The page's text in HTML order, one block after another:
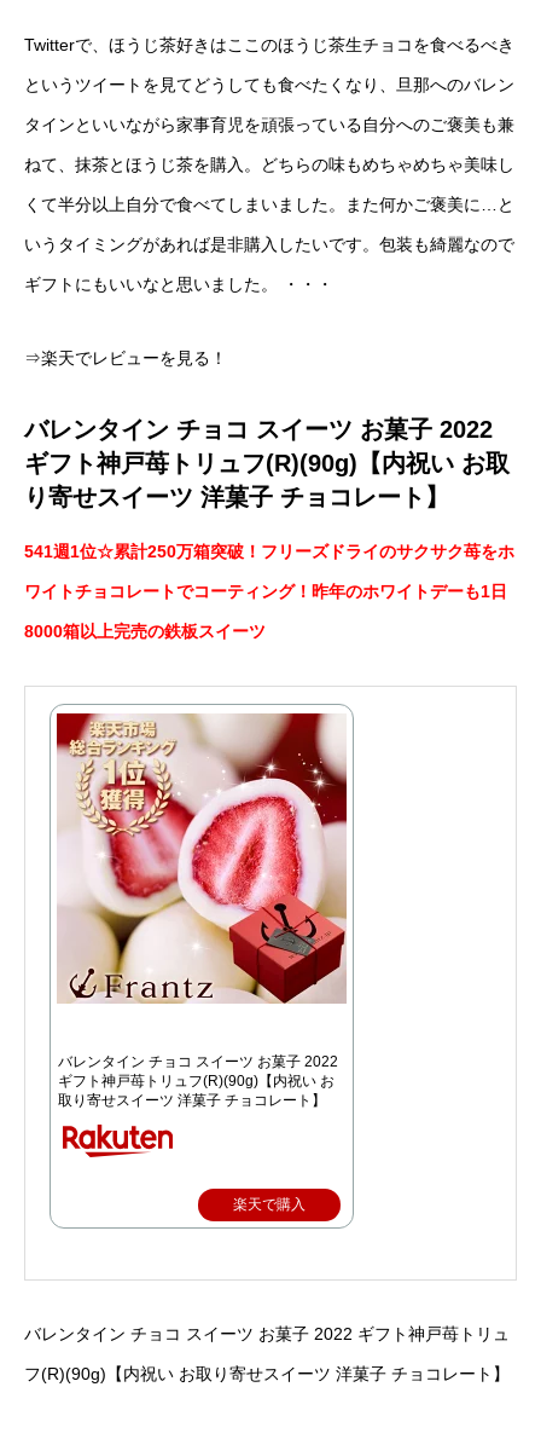
Twitterで、ほうじ茶好きはここのほうじ茶生チョコを食べるべき
というツイートを見てどうしても食べたくなり、旦那へのバレン
タインといいながら家事育児を頑張っている自分へのご褒美も兼
ねて、抹茶とほうじ茶を購入。どちらの味もめちゃめちゃ美味し
くて半分以上自分で食べてしまいました。また何かご褒美に…と
いうタイミングがあれば是非購入したいです。包装も綺麗なので
ギフトにもいいなと思いました。 ・・・
⇒楽天でレビューを見る！
バレンタイン チョコ スイーツ お菓子 2022
ギフト神戸苺トリュフ(R)(90g)【内祝い お取
り寄せスイーツ 洋菓子 チョコレート】
541週1位☆累計250万箱突破！フリーズドライのサクサク苺をホ
ワイトチョコレートでコーティング！昨年のホワイトデーも1日
8000箱以上完売の鉄板スイーツ
バレンタイン チョコ スイーツ お菓子 2022
ギフト神戸苺トリュフ(R)(90g)【内祝い お
取り寄せスイーツ 洋菓子 チョコレート】
楽天で購入
バレンタイン チョコ スイーツ お菓子 2022 ギフト神戸苺トリュ
フ(R)(90g)【内祝い お取り寄せスイーツ 洋菓子 チョコレート】